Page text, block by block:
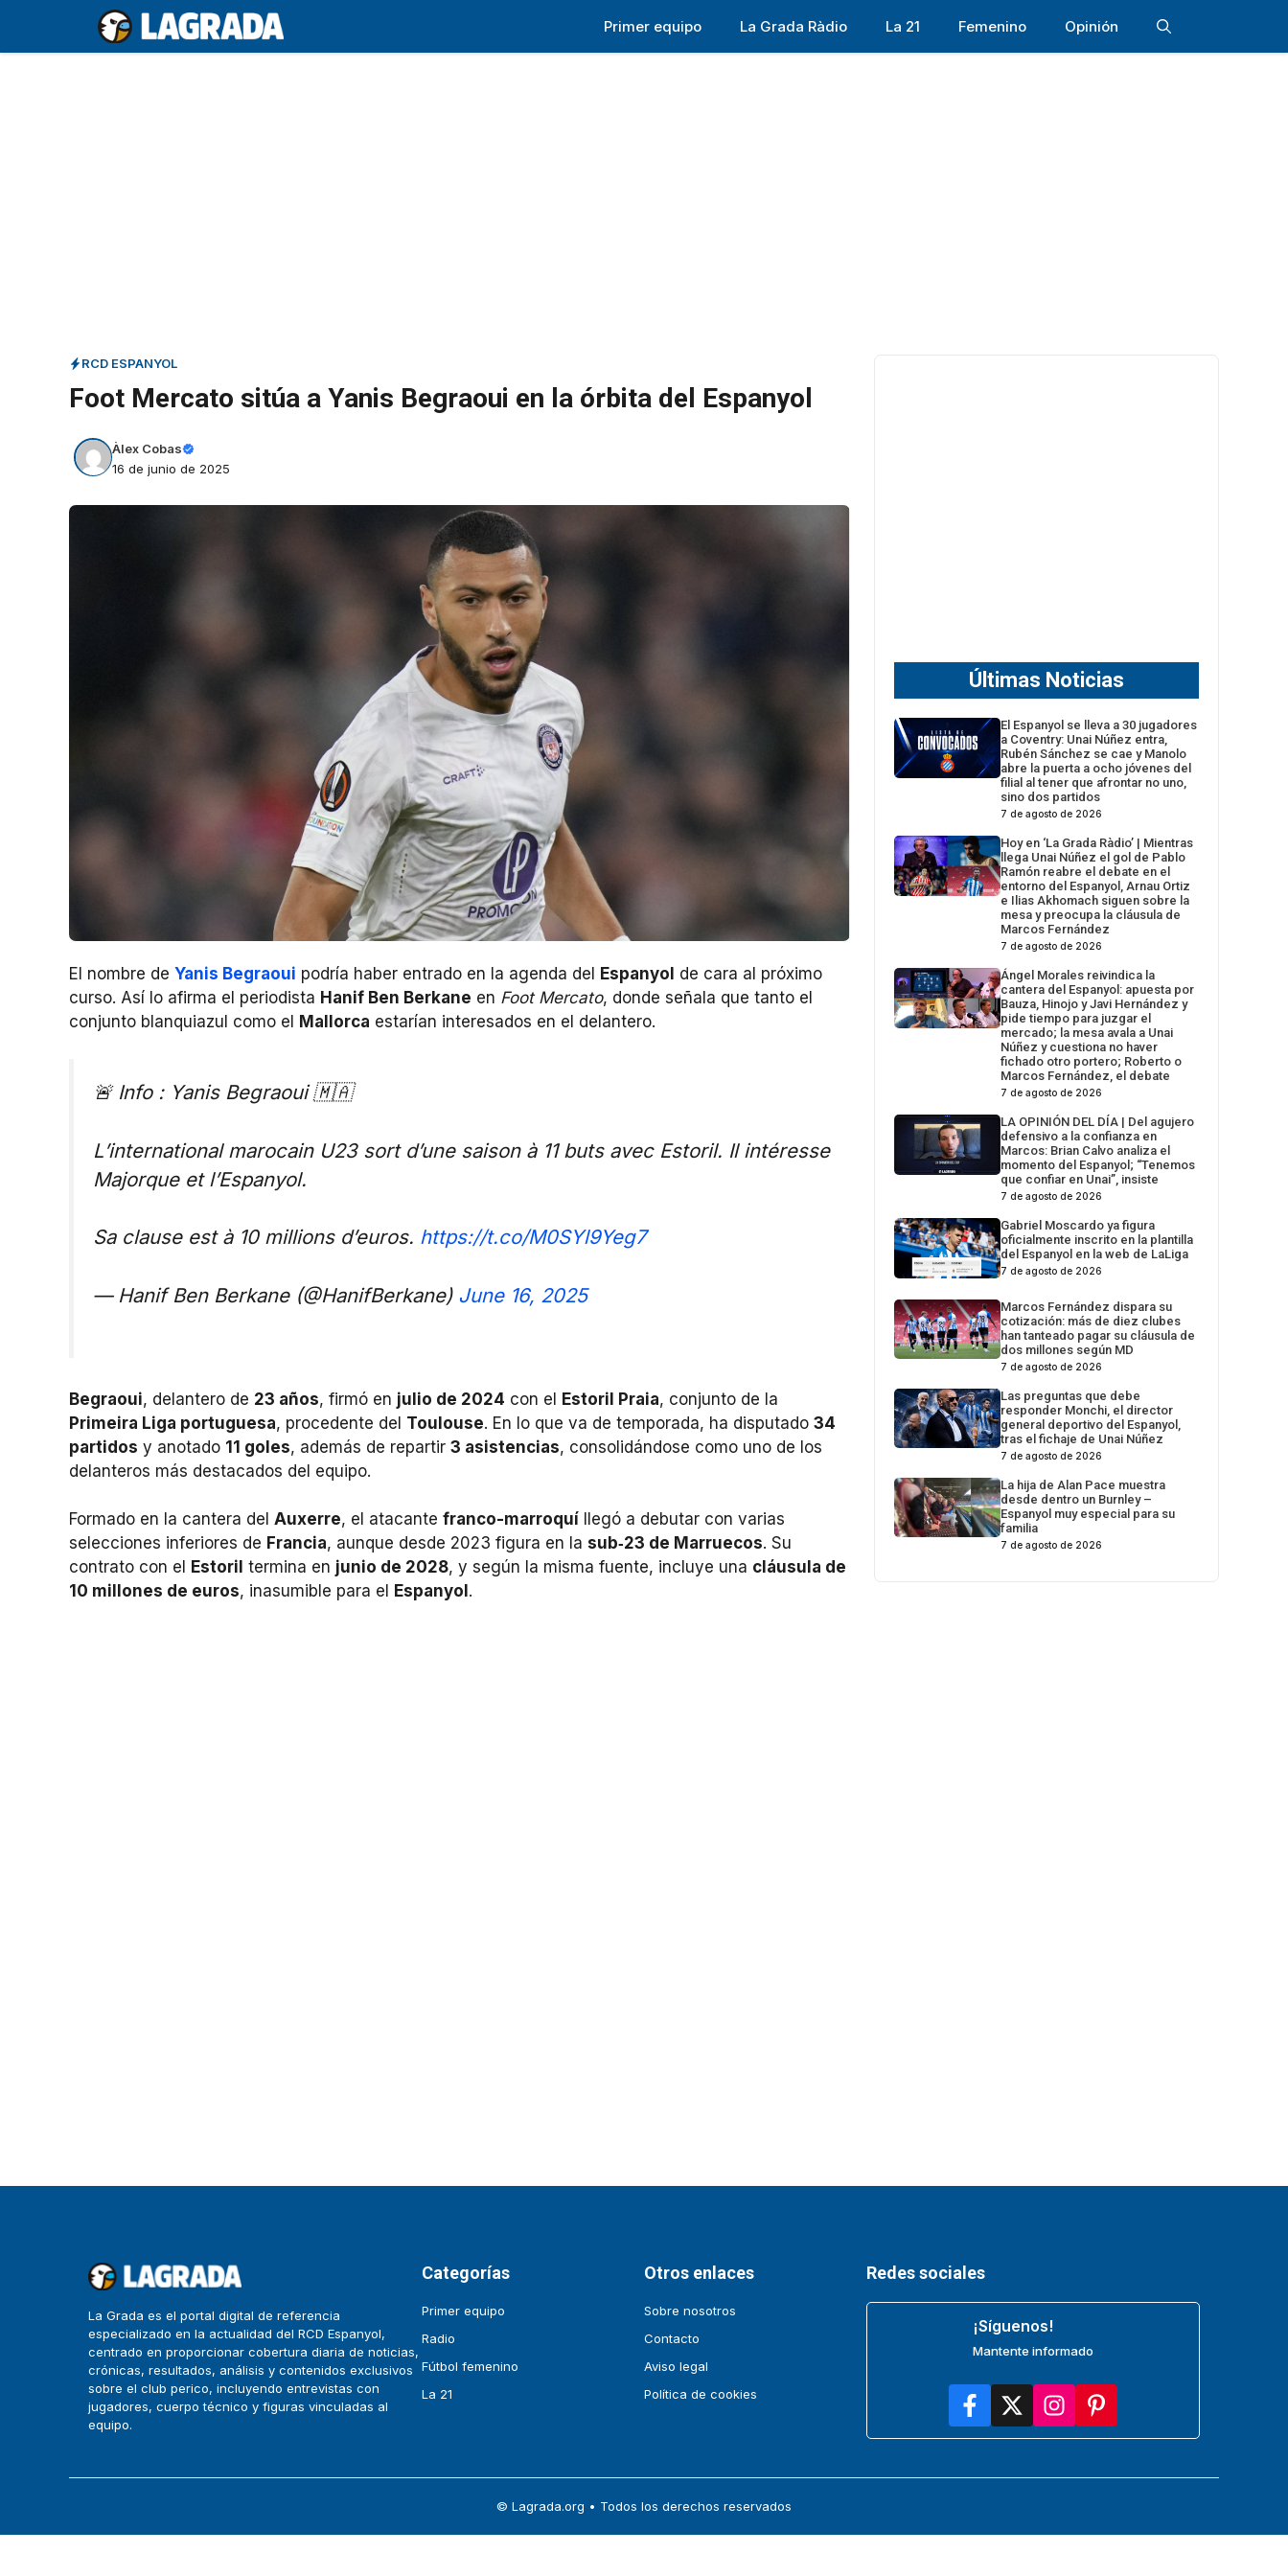
contenido
Primer equipo La Grada Ràdio La 21 Femenino Opinión
RCD ESPANYOL
Foot Mercato sitúa a Yanis Begraoui en la órbita del Espanyol
Àlex Cobas
16 de junio de 2025
El nombre de Yanis Begraoui podría haber entrado en la agenda del Espanyol de cara al próximo
curso. Así lo afirma el periodista Hanif Ben Berkane en Foot Mercato, donde señala que tanto el
conjunto blanquiazul como el
Mallorca estarían interesados en el delantero.
🚨 Info : Yanis Begraoui 🇲🇦
L’international marocain U23 sort d’une saison à 11 buts avec Estoril. Il intéresse
Majorque et l’Espanyol.
Sa clause est à 10 millions d’euros. https://t.co/M0SYl9Yeg7
— Hanif Ben Berkane (@HanifBerkane) June 16, 2025
Begraoui, delantero de 23 años, firmó en julio de 2024 con el Estoril Praia, conjunto de la
Primeira Liga portuguesa, procedente del Toulouse. En lo que va de temporada, ha disputado 34
partidos y anotado 11 goles, además de repartir 3 asistencias, consolidándose como uno de los
delanteros más destacados del equipo.
Formado en la cantera del Auxerre, el atacante franco-marroquí llegó a debutar con varias
selecciones inferiores de Francia, aunque desde 2023 figura en la sub‑23 de Marruecos. Su
contrato con el
Estoril termina en junio de 2028, y según la misma fuente, incluye una cláusula de
10 millones de euros, inasumible para el Espanyol .
Últimas Noticias
El Espanyol se lleva a 30 jugadores
a Coventry: Unai Núñez entra,
Rubén Sánchez se cae y Manolo
abre la puerta a ocho jóvenes del
filial al tener que afrontar no uno,
sino dos partidos
7 de agosto de 2026
Hoy en ‘La Grada Ràdio’ | Mientras
llega Unai Núñez el gol de Pablo
Ramón reabre el debate en el
entorno del Espanyol, Arnau Ortiz
e Ilias Akhomach siguen sobre la
mesa y preocupa la cláusula de
Marcos Fernández
7 de agosto de 2026
Ángel Morales reivindica la
cantera del Espanyol: apuesta por
Bauza, Hinojo y Javi Hernández y
pide tiempo para juzgar el
mercado; la mesa avala a Unai
Núñez y cuestiona no haver
fichado otro portero; Roberto o
Marcos Fernández, el debate
7 de agosto de 2026
LA OPINIÓN DEL DÍA | Del agujero
defensivo a la confianza en
Marcos: Brian Calvo analiza el
momento del Espanyol; “Tenemos
que confiar en Unai”, insiste
7 de agosto de 2026
Gabriel Moscardo ya figura
oficialmente inscrito en la plantilla
del Espanyol en la web de LaLiga
7 de agosto de 2026
Marcos Fernández dispara su
cotización: más de diez clubes
han tanteado pagar su cláusula de
dos millones según MD
7 de agosto de 2026
Las preguntas que debe
responder Monchi, el director
general deportivo del Espanyol,
tras el fichaje de Unai Núñez
7 de agosto de 2026
La hija de Alan Pace muestra
desde dentro un Burnley –
Espanyol muy especial para su
familia
7 de agosto de 2026
La Grada es el portal digital de referencia
especializado en la actualidad del RCD Espanyol,
centrado en proporcionar cobertura diaria de noticias,
crónicas, resultados, análisis y contenidos exclusivos
sobre el club perico, incluyendo entrevistas con
jugadores, cuerpo técnico y figuras vinculadas al
equipo.
Categorías
Primer equipo
Radio
Fútbol femenino
La 21
Otros enlaces
Sobre nosotros
Contacto
Aviso legal
Política de cookies
Redes sociales
¡Síguenos!
Mantente informado
© Lagrada.org • Todos los derechos reservados